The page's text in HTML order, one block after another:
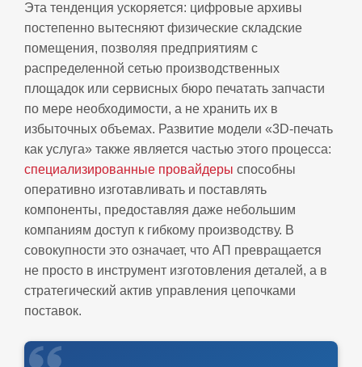
Эта тенденция ускоряется: цифровые архивы
постепенно вытесняют физические складские
помещения, позволяя предприятиям с
распределенной сетью производственных
площадок или сервисных бюро печатать запчасти
по мере необходимости, а не хранить их в
избыточных объемах. Развитие модели «3D‑печать
как услуга» также является частью этого процесса:
специализированные провайдеры способны
оперативно изготавливать и поставлять
компоненты, предоставляя даже небольшим
компаниям доступ к гибкому производству. В
совокупности это означает, что АП превращается
не просто в инструмент изготовления деталей, а в
стратегический актив управления цепочками
поставок.